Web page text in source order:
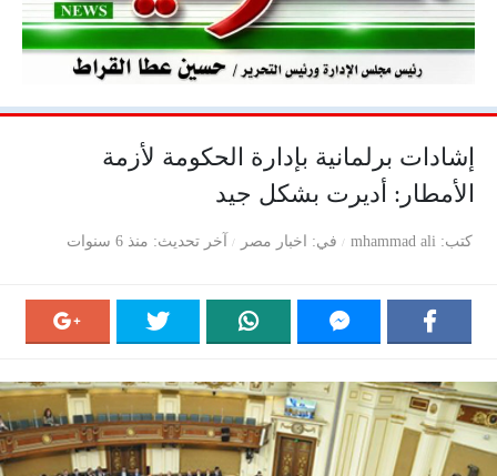
إشادات برلمانية بإدارة الحكومة لأزمة
الأمطار: أديرت بشكل جيد
كتب mhammad ali في اخبار مصر آخر تحديث منذ 6 سنوات